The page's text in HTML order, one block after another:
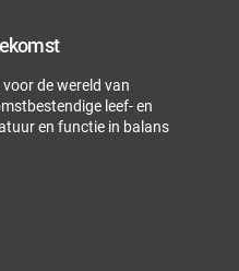
de wereld van
leef- en
en functie in balans